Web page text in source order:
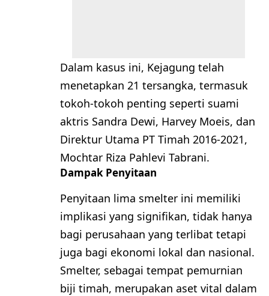
Dalam kasus ini, Kejagung telah
menetapkan 21 tersangka, termasuk
tokoh-tokoh penting seperti suami
aktris Sandra Dewi, Harvey Moeis, dan
Direktur Utama PT Timah 2016-2021,
Mochtar Riza Pahlevi Tabrani.
Dampak Penyitaan
Penyitaan lima smelter ini memiliki
implikasi yang signifikan, tidak hanya
bagi perusahaan yang terlibat tetapi
juga bagi ekonomi lokal dan nasional.
Smelter, sebagai tempat pemurnian
biji timah, merupakan aset vital dalam